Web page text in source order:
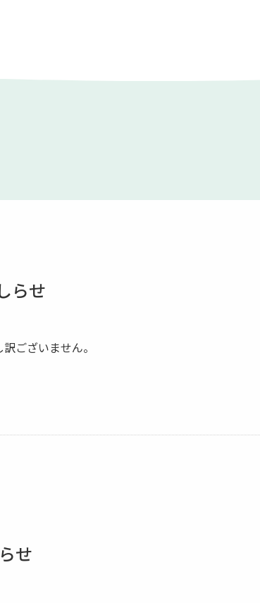
らせ
ございません。
せ